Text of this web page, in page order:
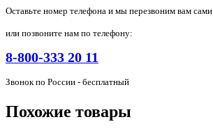
Оставьте номер телефона и мы перезвоним вам сами
или позвоните нам по телефону:
8-800-333 20 11
Звонок по России - бесплатный
Похожие товары